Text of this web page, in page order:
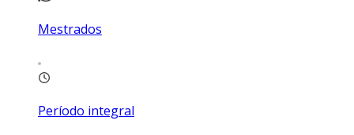
Mestrados
Período integral